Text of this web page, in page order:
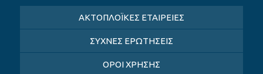
ΑΚΤΟΠΛΟΪΚΕΣ ΕΤΑΙΡΕΙΕΣ
ΣΥΧΝΕΣ ΕΡΩΤΗΣΕΙΣ
ΟΡΟΙ ΧΡΗΣΗΣ